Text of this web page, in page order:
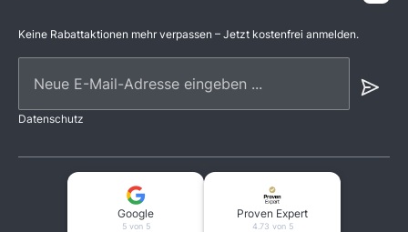
Keine Rabattaktionen mehr verpassen – Jetzt kostenfrei anmelden.
Datenschutz
Google
5 von 5
Proven Expert
4.73 von 5